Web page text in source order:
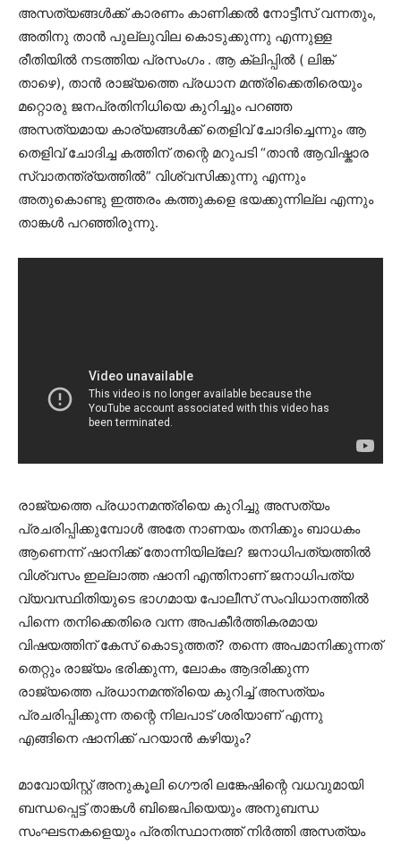
അസത്യങ്ങള്‍ക്ക് കാരണം കാണിക്കല്‍ നോട്ടീസ് വന്നതും,
അതിനു താന്‍ പുല്ലുവില കൊടുക്കുന്നു എന്നുള്ള
രീതിയില്‍ നടത്തിയ പ്രസംഗം . ആ ക്ലിപ്പില്‍ ( ലിങ്ക്
താഴെ), താന്‍ രാജ്യത്തെ പ്രധാന മന്ത്രിക്കെതിരെയും
മറ്റൊരു ജനപ്രതിനിധിയെ കുറിച്ചും പറഞ്ഞ
അസത്യമായ കാര്യങ്ങള്‍ക്ക് തെളിവ് ചോദിച്ചെന്നും ആ
തെളിവ് ചോദിച്ച കത്തിന് തന്റെ മറുപടി “താന്‍ ആവിഷ്കാര
സ്വാതന്ത്ര്യത്തില്‍” വിശ്വസിക്കുന്നു എന്നും
അതുകൊണ്ടു ഇത്തരം കത്തുകളെ ഭയക്കുന്നില്ല എന്നും
താങ്കള്‍ പറഞ്ഞിരുന്നു.
രാജ്യത്തെ പ്രധാനമന്ത്രിയെ കുറിച്ചു അസത്യം
പ്രചരിപ്പിക്കുമ്പോള്‍ അതേ നാണയം തനിക്കും ബാധകം
ആണെന്ന് ഷാനിക്ക് തോന്നിയില്ലേ? ജനാധിപത്യത്തില്‍
വിശ്വസം ഇല്ലാത്ത ഷാനി എന്തിനാണ് ജനാധിപത്യ
വ്യവസ്ഥിതിയുടെ ഭാഗമായ പോലീസ് സംവിധാനത്തില്‍
പിന്നെ തനിക്കെതിരെ വന്ന അപകീര്‍ത്തികരമായ
വിഷയത്തിന് കേസ് കൊടുത്തത്? തന്നെ അപമാനിക്കുന്നത്
തെറ്റും രാജ്യം ഭരിക്കുന്ന, ലോകം ആദരിക്കുന്ന
രാജ്യത്തെ പ്രധാനമന്ത്രിയെ കുറിച്ച് അസത്യം
പ്രചരിപ്പിക്കുന്ന തന്റെ നിലപാട് ശരിയാണ് എന്നു
എങ്ങിനെ ഷാനിക്ക് പറയാന്‍ കഴിയും?
മാവോയിസ്റ്റ് അനുകൂലി ഗൌരി ലങ്കേഷിന്റെ വധവുമായി
ബന്ധപ്പെട്ട് താങ്കള്‍ ബിജെപിയെയും അനുബന്ധ
സംഘടനകളെയും പ്രതിസ്ഥാനത്ത് നിര്‍ത്തി അസത്യം